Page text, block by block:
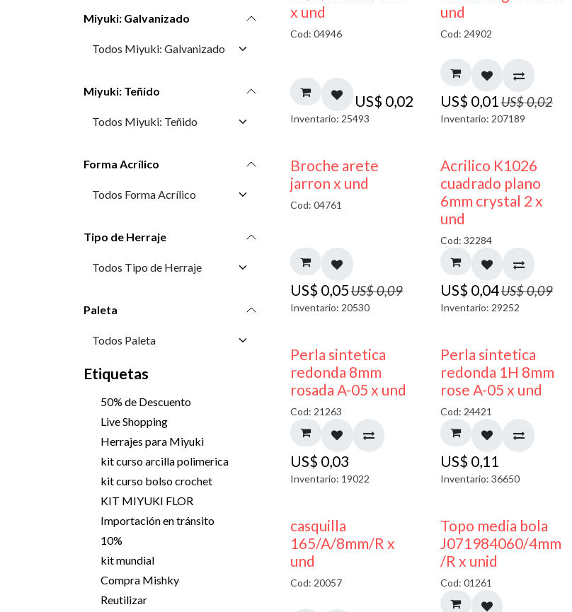
Miyuki: Galvanizado
Miyuki: Teñido
Forma Acrílico
Tipo de Herraje
Paleta
Etiquetas
50% de Descuento
Live Shopping
Herrajes para Miyuki
kit curso arcilla polimerica
kit curso bolso crochet
KIT MIYUKI FLOR
Importación en tránsito
10%
kit mundial
Compra Mishky
Reutilizar
x und
Cod: 04946
US$ 0,02
Inventario: 25493
und
Cod: 24902
US$ 0,01 US$0,02
Inventario: 207189
50% DESCUENTO
Broche arete
jarron x und
Cod: 04761
US$ 0,05US$0,09
Inventario: 20530
50% DESCUENTO
Acrilico K1026
cuadrado plano
6mm crystal 2 x
und
Cod: 32284
US$ 0,04US$0,09
Inventario: 29252
Perla sintetica
redonda 8mm
rosada A-05 x und
Cod: 21263
US$ 0,03
Inventario: 19022
Perla sintetica
redonda 1H 8mm
rose A-05 x und
Cod: 24421
US$ 0,11
Inventario: 36650
casquilla
165/A/8mm/R x
und
Cod: 20057 50% DESCUENTO
Topo media bola
J071984060/4mm
/R x unid
Cod: 01261